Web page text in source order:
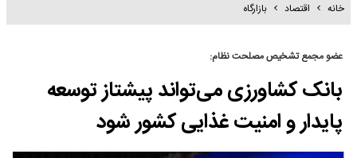
خانه اقتصاد بازارگاه
عضو مجمع تشخیص مصلحت نظام:
بانک کشاورزی می‌تواند پیشتاز توسعه
پایدار و امنیت غذایی کشور شود